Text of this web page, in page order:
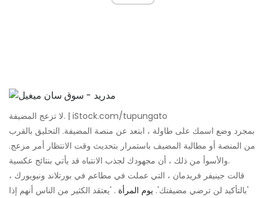
لا تزعج المضيفة. | iStock.com/tupungato
بمجرد وضع اسمك على طاولة ، ابتعد عن منصة المضيفة. التحليق بالقرب
من المنصة أو مطالبة المضيف باستمرار بتحديث وقت الانتظار أمر مزعج.
والأسوأ من ذلك ، أن مجهودك لجذب الانتباه قد يأتي بنتائج عكسية.
قالت جينيفر فريدمان ، التي عملت في مطاعم في بورتلاند ونيويورك ،
'بالتأكيد لن ترضي مضيفتك'. يوم المرأة . 'يعتقد الكثير من الناس أنهم إذا